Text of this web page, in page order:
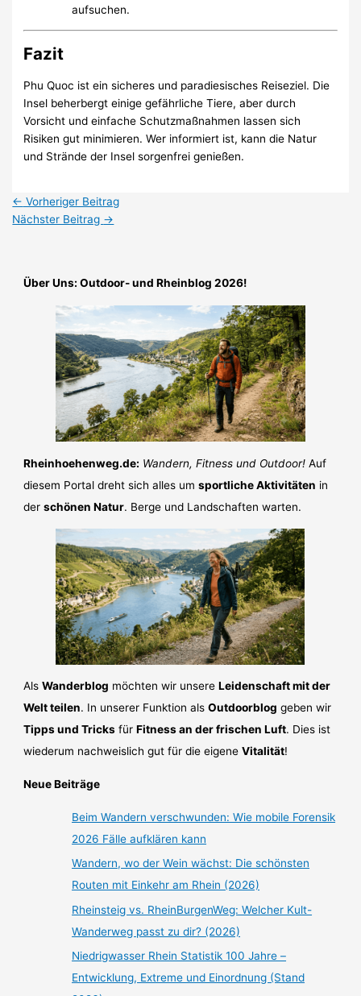
aufsuchen.
Fazit
Phu Quoc ist ein sicheres und paradiesisches Reiseziel. Die
Insel beherbergt einige gefährliche Tiere, aber durch
Vorsicht und einfache Schutzmaßnahmen lassen sich
Risiken gut minimieren. Wer informiert ist, kann die Natur
und Strände der Insel sorgenfrei genießen.
← Vorheriger Beitrag
Nächster Beitrag →
Über Uns: Outdoor- und Rheinblog 2026!
Rheinhoehenweg.de: Wandern, Fitness und Outdoor! Auf
diesem Portal dreht sich alles umsportliche Aktivitäten in
derschönen Natur. Berge und Landschaften warten.
AlsWanderblog möchten wir unsereLeidenschaft mit der
Welt teilen. In unserer Funktion alsOutdoorblog geben wir
Tipps und Tricks fürFitness an der frischen Luft. Dies ist
wiederum nachweislich gut für die eigeneVitalität!
Neue Beiträge
Beim Wandern verschwunden: Wie mobile Forensik
2026 Fälle aufklären kann
Wandern, wo der Wein wächst: Die schönsten
Routen mit Einkehr am Rhein (2026)
Rheinsteig vs. RheinBurgenWeg: Welcher Kult-
Wanderweg passt zu dir? (2026)
Niedrigwasser Rhein Statistik 100 Jahre –
Entwicklung, Extreme und Einordnung (Stand